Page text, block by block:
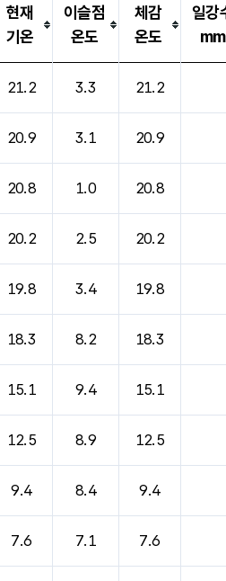
현재
기온
이슬점
온도
체감
온도
일강
mm
21.2 3.3 21.2
20.9 3.1 20.9
20.8 1.0 20.8
20.2 2.5 20.2
19.8 3.4 19.8
18.3 8.2 18.3
15.1 9.4 15.1
12.5 8.9 12.5
9.4 8.4 9.4
7.6 7.1 7.6